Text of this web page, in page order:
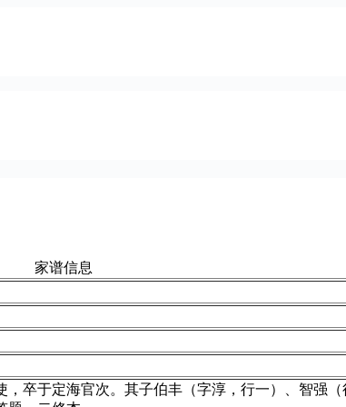
家谱信息
卒于定海官次。其子伯丰（字淳，行一）、智强